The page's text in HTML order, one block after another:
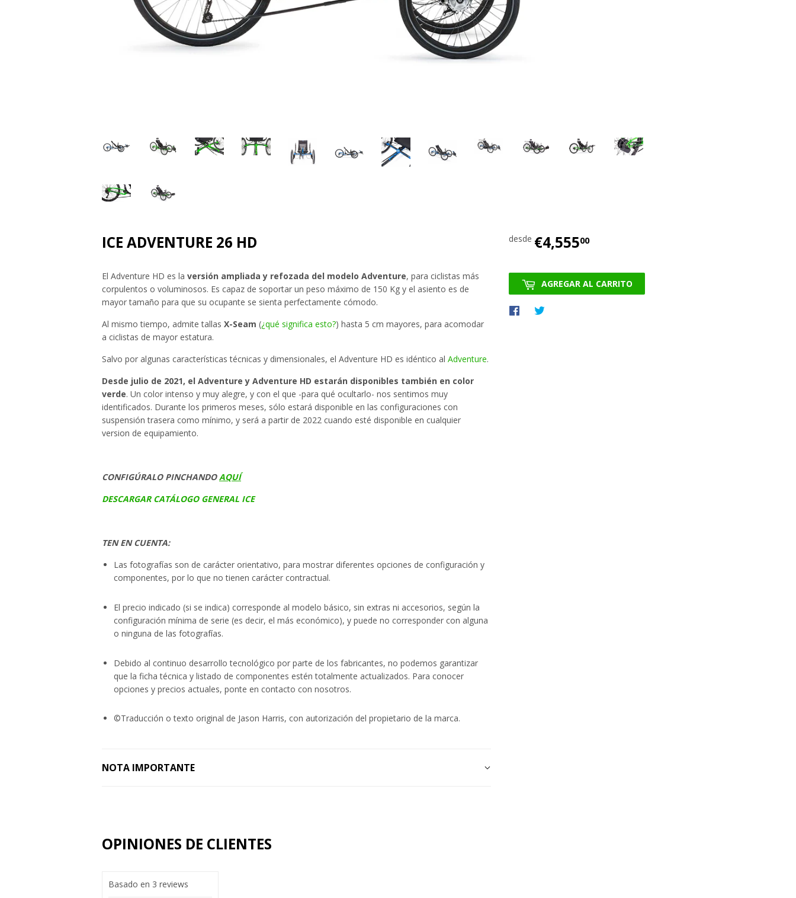
ICE ADVENTURE 26 HD
El Adventure HD es la versión ampliada y refozada del modelo Adventure, para ciclistas más
corpulentos o voluminosos. Es capaz de soportar un peso máximo de 150 Kg y el asiento es de
mayor tamaño para que su ocupante se sienta perfectamente cómodo.
Al mismo tiempo, admite tallas X-Seam (¿qué significa esto?) hasta 5 cm mayores, para acomodar
a ciclistas de mayor estatura.
Salvo por algunas características técnicas y dimensionales, el Adventure HD es idéntico al Adventure.
Desde julio de 2021, el Adventure y Adventure HD estarán disponibles también en color
verde. Un color intenso y muy alegre, y con el que -para qué ocultarlo- nos sentimos muy
identificados. Durante los primeros meses, sólo estará disponible en las configuraciones con
suspensión trasera como mínimo, y será a partir de 2022 cuando esté disponible en cualquier
version de equipamiento.
CONFIGÚRALO PINCHANDOAQUÍ
DESCARGAR CATÁLOGO GENERAL ICE
TEN EN CUENTA:
Las fotografías son de carácter orientativo, para mostrar diferentes opciones de configuración y
componentes, por lo que no tienen carácter contractual.
El precio indicado (si se indica) corresponde al modelo básico, sin extras ni accesorios, según la
configuración mínima de serie (es decir, el más económico), y puede no corresponder con alguna
o ninguna de las fotografías.
Debido al continuo desarrollo tecnológico por parte de los fabricantes, no podemos garantizar
que la ficha técnica y listado de componentes estén totalmente actualizados. Para conocer
opciones y precios actuales, ponte en contacto con nosotros.
©Traducción o texto original de Jason Harris, con autorización del propietario de la marca.
NOTA IMPORTANTE
OPINIONES DE CLIENTES
Basado en 3 reviews
desde €4,55500€4,555.00
AGREGAR AL CARRITO
Compartir